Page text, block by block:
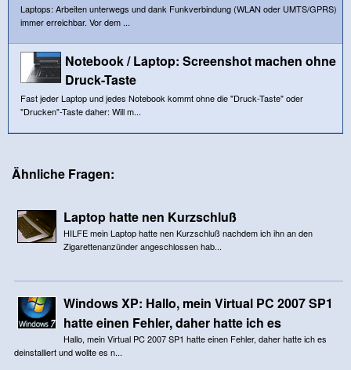
Laptops: Arbeiten unterwegs und dank Funkverbindung (WLAN oder UMTS/GPRS)
immer erreichbar. Vor dem ...
Notebook / Laptop: Screenshot machen ohne
Druck-Taste
Fast jeder Laptop und jedes Notebook kommt ohne die "Druck-Taste" oder
"Drucken"-Taste daher: Will m...
Ähnliche Fragen:
Laptop hatte nen Kurzschluß
HILFE mein Laptop hatte nen Kurzschluß nachdem ich ihn an den
Zigarettenanzünder angeschlossen hab...
Windows XP: Hallo, mein Virtual PC 2007 SP1
hatte einen Fehler, daher hatte ich es
Hallo, mein Virtual PC 2007 SP1 hatte einen Fehler, daher hatte ich es
deinstalliert und wollte es n...